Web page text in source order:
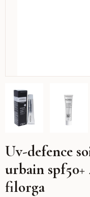
Uv-defence
urbain
filorga